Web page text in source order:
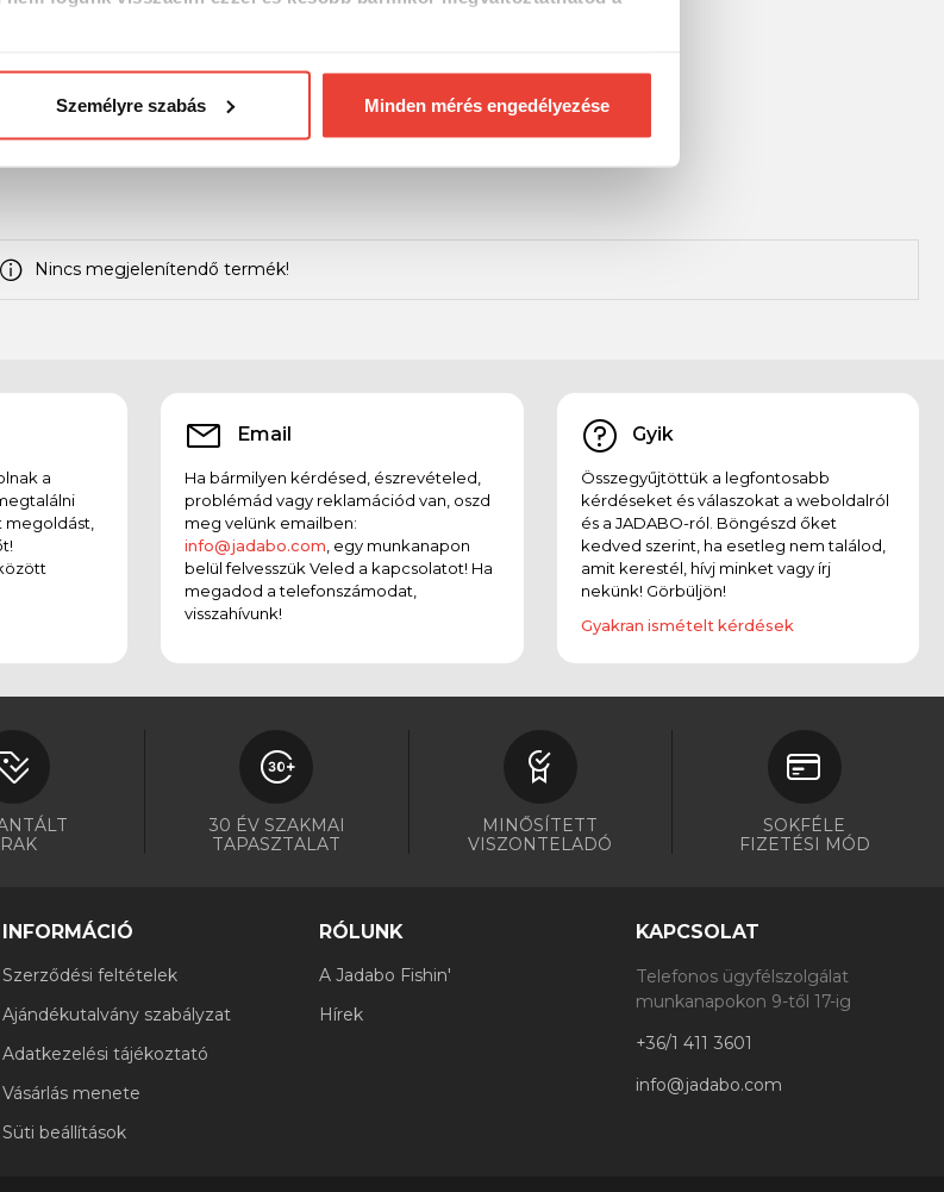
Személyre szabás Minden mérés engedélyezése
Nincs megjelenítendő termék!
a
Email
Ha bármilyen kérdésed, észrevételed,
problémád vagy reklamációd van, oszd
meg velünk emailben:
info@jadabo.com , egy munkanapon
belül felvesszük Veled a kapcsolatot! Ha
megadod a telefonszámodat,
visszahívunk!
Gyik
Összegyűjtöttük a legfontosabb
kérdéseket és válaszokat a weboldalról
és a JADABO-ról. Böngészd őket
kedved szerint, ha esetleg nem találod,
amit kerestél, hívj minket vagy írj
nekünk! Görbüljön!
Gyakran ismételt kérdések
30 ÉV SZAKMAI
TAPASZTALAT
MINŐSÍTETT
VISZONTELADÓ
SOKFÉLE
FIZETÉSI MÓD
INFORMÁCIÓ
Szerződési feltételek
Ajándékutalvány szabályzat
Adatkezelési tájékoztató
Vásárlás menete
Süti beállítások
RÓLUNK
A Jadabo Fishin'
Hírek
KAPCSOLAT
Telefonos ügyfélszolgálat
munkanapokon 9-től 17-ig
+36/1 411 3601
info@jadabo.com